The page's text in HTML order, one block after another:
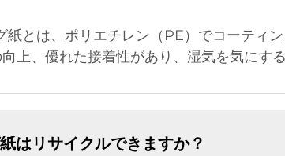
紙とは、ポリエチレン（PE）でコーティ
上、優れた接着性があり、湿気を気にす
はリサイクルできますか？